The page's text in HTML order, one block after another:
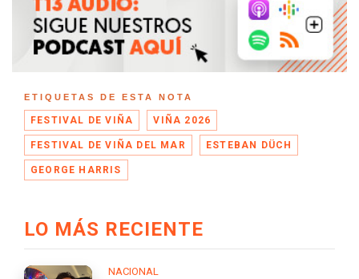
ETIQUETAS DE ESTA NOTA
FESTIVAL DE VIÑA VIÑA 2026
FESTIVAL DE VIÑA DEL MAR ESTEBAN DÜCH
GEORGE HARRIS
LO MÁS RECIENTE
NACIONAL